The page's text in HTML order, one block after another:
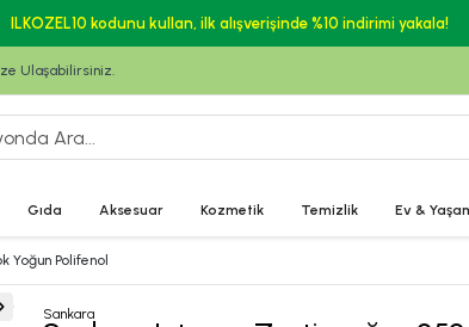
ILKOZEL10 kodunu kullan, ilk alışverişinde %10 indirimi yakala!
Ulaşabilirsiniz.
Gıda Aksesuar Kozmetik Temizlik Ev &
Yoğun Polifenol
Sankara